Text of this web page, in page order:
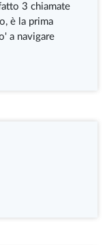
3 chiamate
è la prima
a navigare